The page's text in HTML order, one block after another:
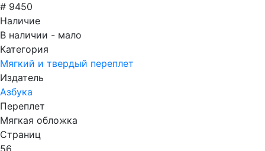
# 9450
Наличие
В наличии - мало
Категория
Мягкий и твердый переплет
Издатель
Азбука
Переплет
Мягкая обложка
Страниц